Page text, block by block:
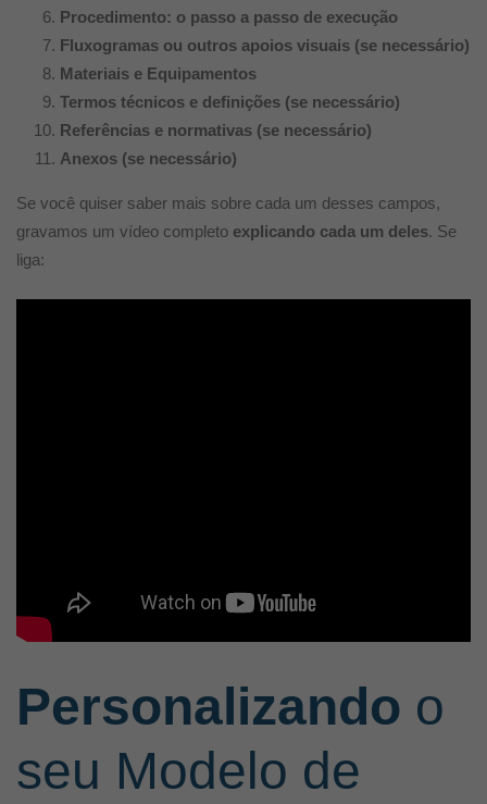
Procedimento: o passo a passo de execução
Fluxogramas ou outros apoios visuais (se necessário)
Materiais e Equipamentos
Termos técnicos e definições (se necessário)
Referências e normativas (se necessário)
Anexos (se necessário)
Se você quiser saber mais sobre cada um desses campos,
gravamos um vídeo completo explicando cada um deles. Se
liga:
Personalizando o
seu Modelo de